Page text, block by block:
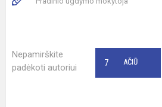
Nepamirškite
padėkoti autoriui
AČIŪ
7